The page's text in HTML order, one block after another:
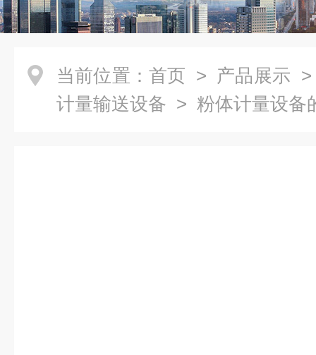
当前位置： 首页 > 产品展示
计量输送设备 > 粉体计量设备